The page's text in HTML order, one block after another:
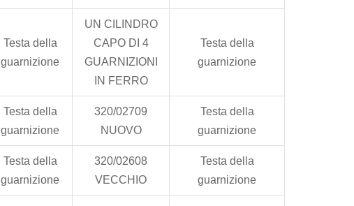
Testa della
guarnizione
UN CILINDRO
CAPO DI 4
GUARNIZIONI
IN FERRO
Testa della
guarnizione
Testa della
guarnizione
320/02709
NUOVO
Testa della
guarnizione
Testa della
guarnizione
320/02608
VECCHIO
Testa della
guarnizione